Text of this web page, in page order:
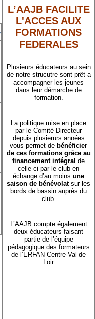
L’AAJB FACILITE
L'ACCES AUX
FORMATIONS
FEDERALES
Plusieurs éducateurs au sein
de notre strucutre sont prêt a
accompagner les jeunes
dans leur démarche de
formation.
La politique mise en place
par le Comité Directeur
depuis plusierurs années
vous permet de bénéficier
de ces formations grâce au
financement intégral de
celle-ci par le club en
échange d’au moins une
saison de bénévolatsur les
bords de bassin auprès du
club.
L’AAJB compte également
deux éducateurs faisant
partie de l’équipe
pédagogique des formateurs
de l’ERFAN Centre-Val de
Loir